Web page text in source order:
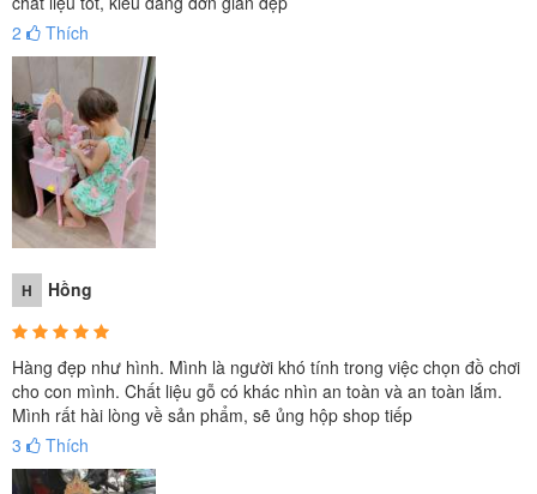
2
Thích
H Hồng
Hàng đẹp như hình. Mình là người khó tính trong việc chọn đồ chơi
cho con mình. Chất liệu gỗ có khác nhìn an toàn và an toàn lắm.
Mình rất hài lòng về sản phẩm, sẽ ủng hộp shop tiếp
3
Thích